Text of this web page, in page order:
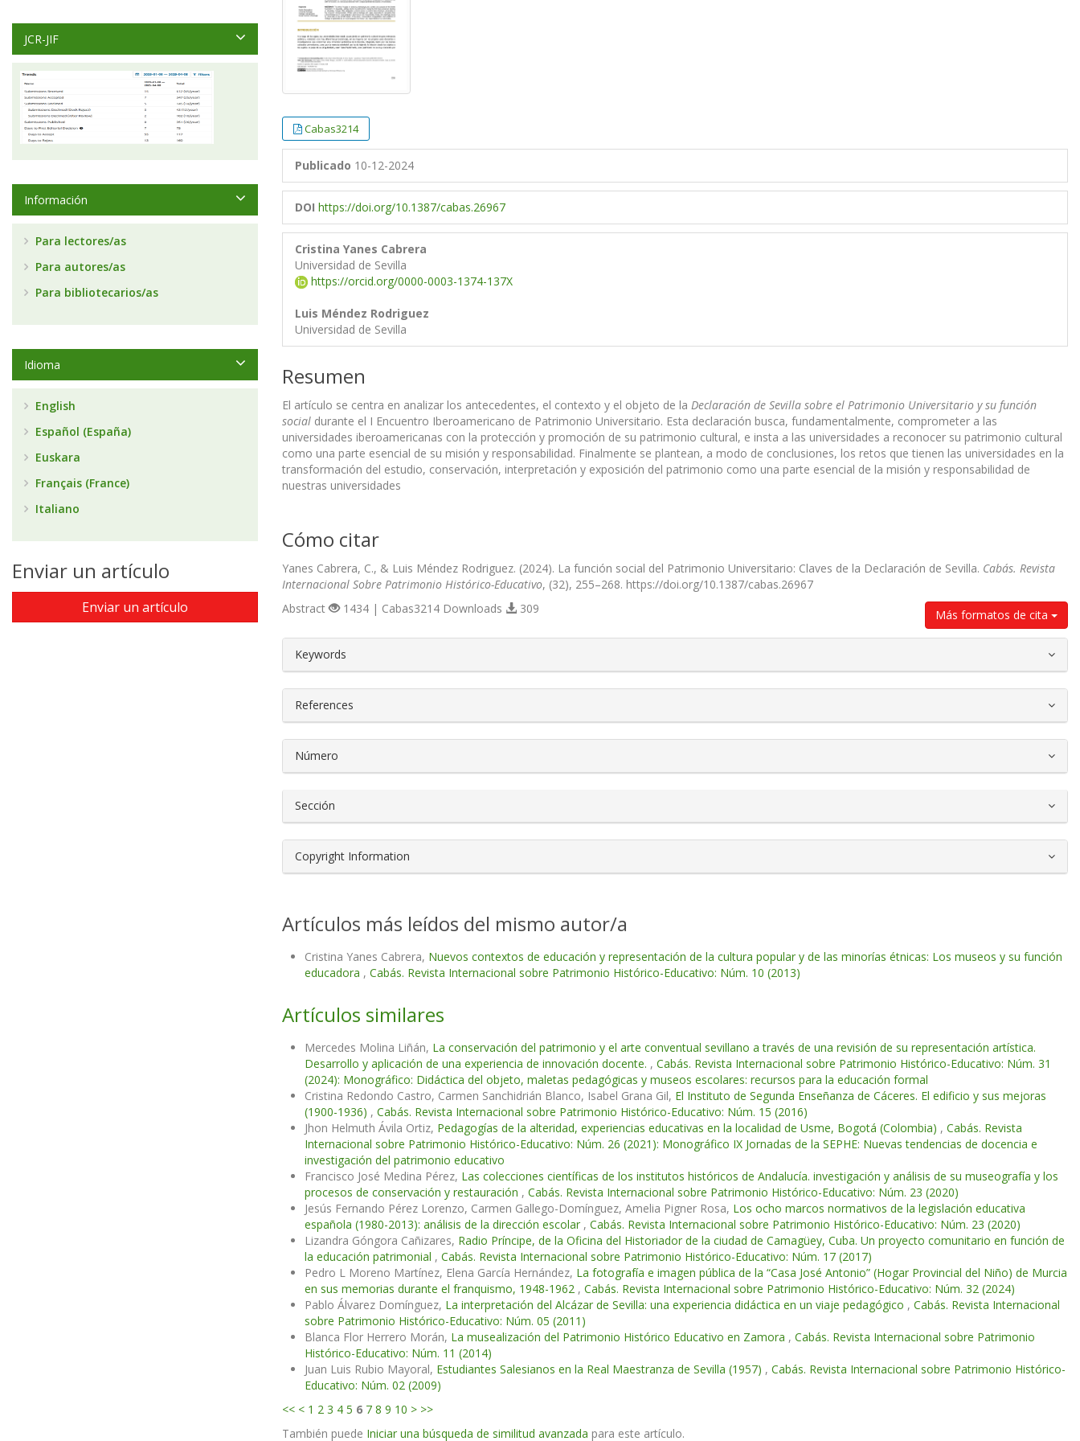
Cabas3214
Publicado 10-12-2024
DOI https://doi.org/10.1387/cabas.26967
Cristina Yanes Cabrera
Universidad de Sevilla
https://orcid.org/0000-0003-1374-137X
Luis Méndez Rodriguez
Universidad de Sevilla
Resumen
El artículo se centra en analizar los antecedentes, el contexto y el objeto de la Declaración de Sevilla sobre el Patrimonio Universitario y su función
social durante el I Encuentro Iberoamericano de Patrimonio Universitario. Esta declaración busca, fundamentalmente, comprometer a las
universidades iberoamericanas con la protección y promoción de su patrimonio cultural, e insta a las universidades a reconocer su patrimonio cultural
como una parte esencial de su misión y responsabilidad. Finalmente se plantean, a modo de conclusiones, los retos que tienen las universidades en la
transformación del estudio, conservación, interpretación y exposición del patrimonio como una parte esencial de la misión y responsabilidad de
nuestras universidades
Cómo citar
Yanes Cabrera, C., & Luis Méndez Rodriguez. (2024). La función social del Patrimonio Universitario: Claves de la Declaración de Sevilla. Cabás. Revista
Internacional Sobre Patrimonio Histórico-Educativo, (32), 255–268. https://doi.org/10.1387/cabas.26967
Más formatos de cita
Abstract 1434 | Cabas3214 Downloads 309
##plugins.themes.bootstrap3.article.details##
Keywords
References
Número
Sección
Copyright Information
Artículos más leídos del mismo autor/a
Cristina Yanes Cabrera, Nuevos contextos de educación y representación de la cultura popular y de las minorías étnicas: Los museos y su función
educadora , Cabás. Revista Internacional sobre Patrimonio Histórico-Educativo: Núm. 10 (2013)
Artículos similares
Mercedes Molina Liñán, La conservación del patrimonio y el arte conventual sevillano a través de una revisión de su representación artística.
Desarrollo y aplicación de una experiencia de innovación docente. , Cabás. Revista Internacional sobre Patrimonio Histórico-Educativo: Núm. 31
(2024): Monográfico: Didáctica del objeto, maletas pedagógicas y museos escolares: recursos para la educación formal
Cristina Redondo Castro, Carmen Sanchidrián Blanco, Isabel Grana Gil, El Instituto de Segunda Enseñanza de Cáceres. El edificio y sus mejoras
(1900-1936) , Cabás. Revista Internacional sobre Patrimonio Histórico-Educativo: Núm. 15 (2016)
Jhon Helmuth Ávila Ortiz, Pedagogías de la alteridad, experiencias educativas en la localidad de Usme, Bogotá (Colombia) , Cabás. Revista
Internacional sobre Patrimonio Histórico-Educativo: Núm. 26 (2021): Monográfico IX Jornadas de la SEPHE: Nuevas tendencias de docencia e
investigación del patrimonio educativo
Francisco José Medina Pérez, Las colecciones científicas de los institutos históricos de Andalucía. investigación y análisis de su museografía y los
procesos de conservación y restauración , Cabás. Revista Internacional sobre Patrimonio Histórico-Educativo: Núm. 23 (2020)
Jesús Fernando Pérez Lorenzo, Carmen Gallego-Domínguez, Amelia Pigner Rosa, Los ocho marcos normativos de la legislación educativa
española (1980-2013): análisis de la dirección escolar , Cabás. Revista Internacional sobre Patrimonio Histórico-Educativo: Núm. 23 (2020)
Lizandra Góngora Cañizares, Radio Príncipe, de la Oficina del Historiador de la ciudad de Camagüey, Cuba. Un proyecto comunitario en función de
la educación patrimonial , Cabás. Revista Internacional sobre Patrimonio Histórico-Educativo: Núm. 17 (2017)
Pedro L Moreno Martínez, Elena García Hernández, La fotografía e imagen pública de la “Casa José Antonio” (Hogar Provincial del Niño) de Murcia
en sus memorias durante el franquismo, 1948-1962 , Cabás. Revista Internacional sobre Patrimonio Histórico-Educativo: Núm. 32 (2024)
Pablo Álvarez Domínguez, La interpretación del Alcázar de Sevilla: una experiencia didáctica en un viaje pedagógico , Cabás. Revista Internacional
sobre Patrimonio Histórico-Educativo: Núm. 05 (2011)
Blanca Flor Herrero Morán, La musealización del Patrimonio Histórico Educativo en Zamora , Cabás. Revista Internacional sobre Patrimonio
Histórico-Educativo: Núm. 11 (2014)
Juan Luis Rubio Mayoral, Estudiantes Salesianos en la Real Maestranza de Sevilla (1957) , Cabás. Revista Internacional sobre Patrimonio Histórico-
Educativo: Núm. 02 (2009)
<< < 1 2 3 4 5 6 7 8 9 10 > >>
También puede Iniciar una búsqueda de similitud avanzada para este artículo.
JCR-JIF
Información
Para lectores/as
Para autores/as
Para bibliotecarios/as
Idioma
English
Español (España)
Euskara
Français (France)
Italiano
Enviar un artículo
Enviar un artículo